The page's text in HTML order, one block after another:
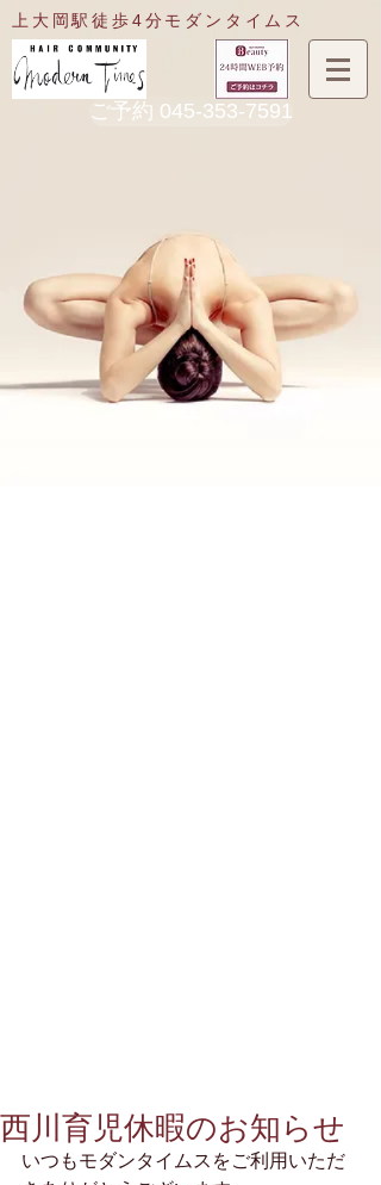
​上大岡駅徒歩4分モダンタイムス
ご予約 045-353-7591
西川育児休暇のお知らせ
いつもモダンタイムスをご利用いただ